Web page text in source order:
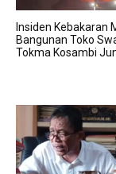
Insiden Kebakaran
Bangunan Toko
Tokma Kosambi